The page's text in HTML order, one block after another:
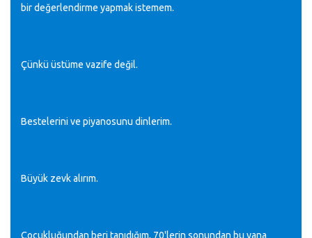
bir değerlendirme yapmak istemem.
Çünkü üstüme vazife değil.
Bestelerini ve piyanosunu dinlerim.
Büyük zevk alırım.
Çocukluğundan beri tanıdığım, 70'lerin sonundan bu yana